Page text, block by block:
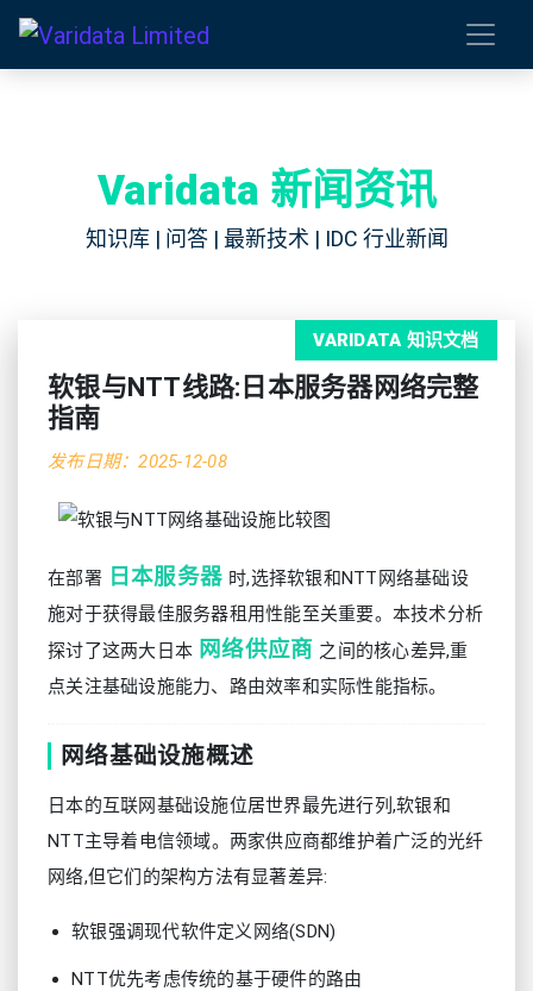
Varidata 新闻资讯
知识库 | 问答 | 最新技术 | IDC 行业新闻
VARIDATA 知识文档
软银与NTT线路:日本服务器网络完整
指南
发布日期：2025-12-08
在部署 日本服务器 时,选择软银和NTT网络基础设
施对于获得最佳服务器租用性能至关重要。本技术分析
探讨了这两大日本 网络供应商 之间的核心差异,重
点关注基础设施能力、路由效率和实际性能指标。
网络基础设施概述
日本的互联网基础设施位居世界最先进行列,软银和
NTT主导着电信领域。两家供应商都维护着广泛的光纤
网络,但它们的架构方法有显著差异:
软银强调现代软件定义网络(SDN)
NTT优先考虑传统的基于硬件的路由